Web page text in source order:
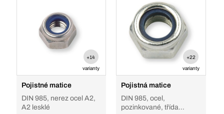
+14
varianty
Pojistné matice
DIN 985, nerez ocel A2,
A2 lesklé
+22
varianty
Pojistná matice
DIN 985, ocel,
pozinkované, třída